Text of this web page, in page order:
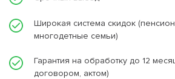
Широкая система скидок
многодетные семьи)
Гарантия на обработку до 12
договором, актом)